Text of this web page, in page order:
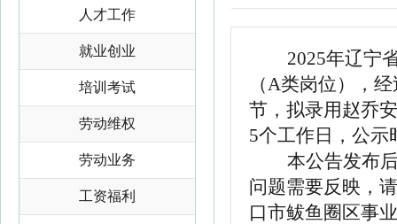
人才工作
就业创业
培训考试
劳动维权
劳动业务
工资福利
2025年辽宁
（A类岗位），
节，拟录用赵乔
5个工作日 ， 公示
本公告发布
问题需要反映，
口市鲅鱼圈区事